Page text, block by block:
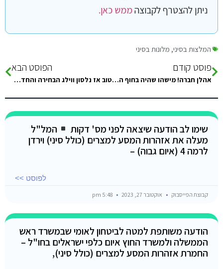
ניתן להצטרף לקבוצהממש כאן.
המלצות בסיני, מלונות בסיני
פוסט קודם
אהלן חברה! מישהו שהיה בחוף הזה ויכול לתת קצת מידע…? מומלץ או לא? אשמח לעזרה :)
הפוסט הבא
טוב אז נלסון ווילג הבחירה והחדרים עם נוף לים נחטפים
שימו לב הודעה שיצאה לפני מס' דקות
המל"ל
מעלה את אזהרות המסע למצרים (כולל סיני) וירדן
לרמה 4 (איום גבוה) –
לפוסט >>
קבוצת הפייסבוק אוקטובר 27, 2023
הודעה משותפת למטה לביטחון לאומי שבמשרד ראש
הממשלה ולמשרד החוץ איום כלפי ישראלים בחו"ל –
החמרת אזהרות המסע למצרים (כולל סיני),